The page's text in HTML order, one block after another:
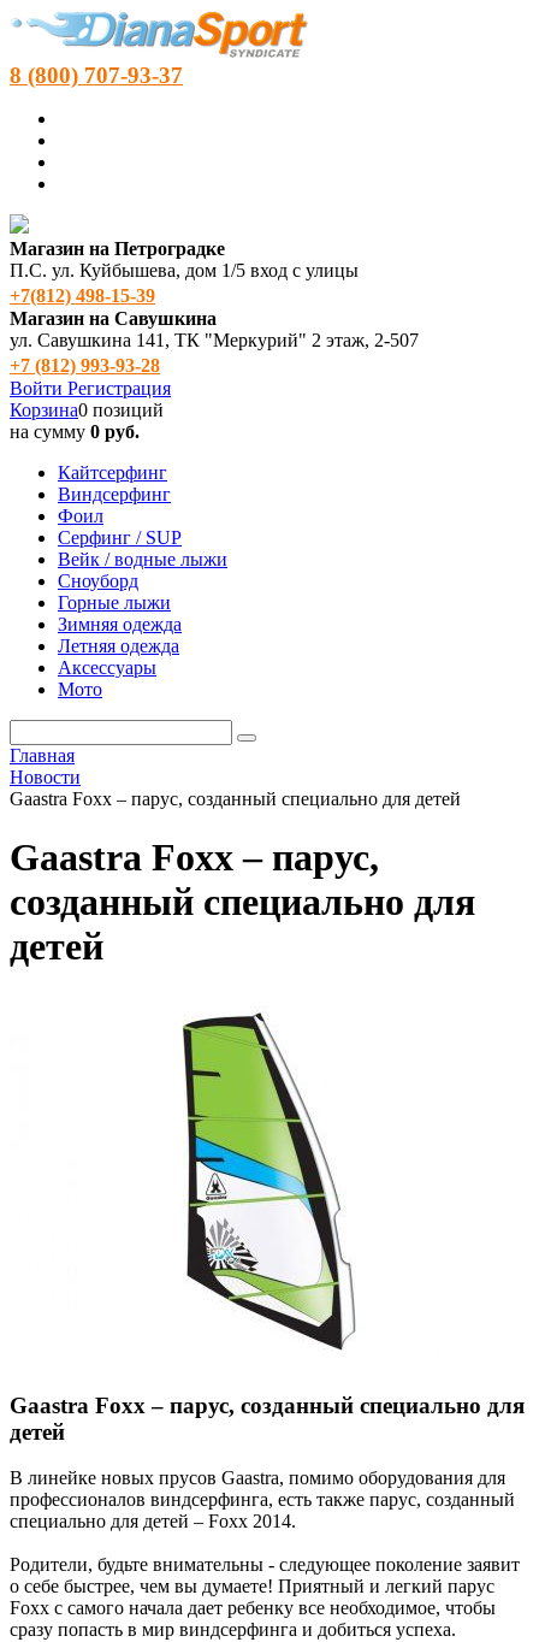
8 (800) 707-93-37
Магазин на Петроградке
П.С. ул. Куйбышева, дом 1/5 вход с улицы
+7(812) 498‑15-39
Магазин на Савушкина
ул. Савушкина 141, ТК "Меркурий" 2 этаж, 2-507
+7 (812) 993-93-28
Войти Регистрация
Корзина0 позиций
на сумму 0 руб.
Кайтсерфинг
Виндсерфинг
Фоил
Серфинг / SUP
Вейк / водные лыжи
Сноуборд
Горные лыжи
Зимняя одежда
Летняя одежда
Аксессуары
Мото
Главная
Новости
Gaastra Foxx – парус, созданный специально для детей
Gaastra Foxx – парус,
созданный специально для
детей
Gaastra Foxx – парус, созданный специально для
детей
В линейке новых прусов Gaastra, помимо оборудования для
профессионалов виндсерфинга, есть также парус, созданный
специально для детей – Foxx 2014.
Родители, будьте внимательны - следующее поколение заявит
о себе быстрее, чем вы думаете! Приятный и легкий парус
Foxx с самого начала дает ребенку все необходимое, чтобы
сразу попасть в мир виндсерфинга и добиться успеха.